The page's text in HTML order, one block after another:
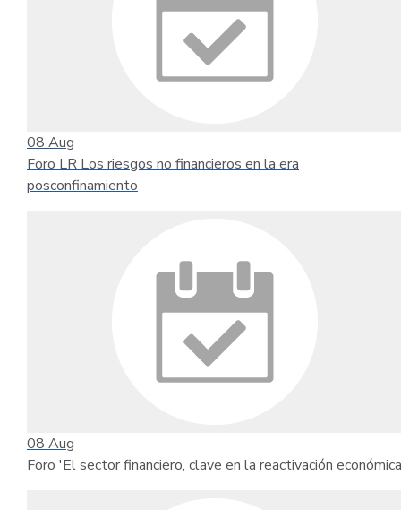
08 Aug
Foro LR Los riesgos no financieros en la era
posconfinamiento
08 Aug
Foro 'El sector financiero, clave en la reactivación